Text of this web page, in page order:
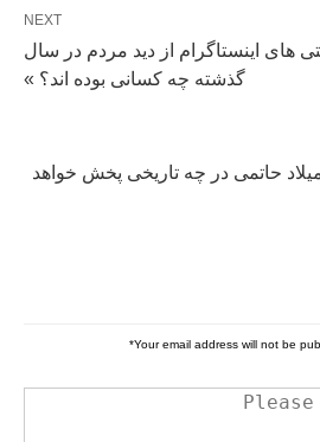
NEXT
های اینستاگرام از دید مردم در سال
گذشته چه کسانی بوده اند؟ »
حاتمی در چه تاریخی پخش خواهد
Your email address will not be
*